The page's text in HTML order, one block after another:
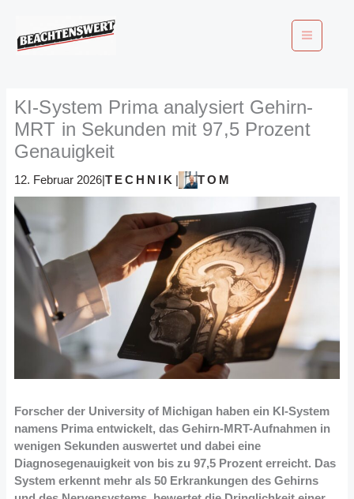
springen
KI-System Prima analysiert Gehirn-
MRT in Sekunden mit 97,5 Prozent
Genauigkeit
12. Februar 2026|TECHNIK | TOM
Forscher der University of Michigan haben ein KI-System
namens Prima entwickelt, das Gehirn-MRT-Aufnahmen in
wenigen Sekunden auswertet und dabei eine
Diagnosegenauigkeit von bis zu 97,5 Prozent erreicht. Das
System erkennt mehr als 50 Erkrankungen des Gehirns